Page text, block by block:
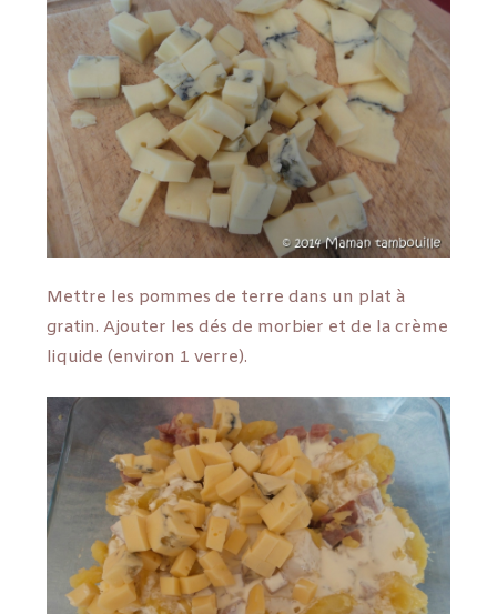
Mettre les pommes de terre dans un plat à
gratin. Ajouter les dés de morbier et de la crème
liquide (environ 1 verre).